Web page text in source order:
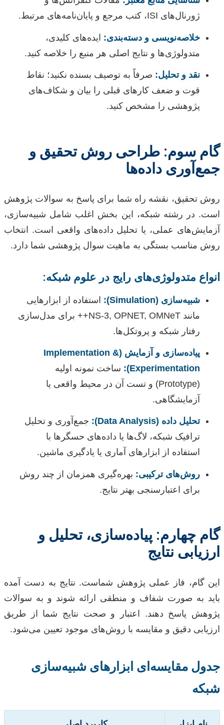
ژورنال‌های ISI، کتب مرجع و پایان‌نامه‌های مرتبط.
خلاصه‌نویسی و دسته‌بندی: ایده‌های کلیدی،
متدولوژی‌ها و نتایج اصلی هر منبع را خلاصه کنید.
نقد و تحلیل: صرفاً به توصیف بسنده نکنید؛ نقاط
قوت و ضعف کارهای قبلی را بیان و شکاف‌های
پژوهشی را مشخص کنید.
گام سوم: طراحی روش تحقیق و
جمع‌آوری داده‌ها
روش تحقیق، نقشه راه شما برای پاسخ به سوالات پژوهش
است. در رشته شبکه، این بخش اغلب شامل شبیه‌سازی،
آزمایش‌های عملی، یا تحلیل داده‌های واقعی است. انتخاب
روش مناسب بستگی به ماهیت سوال پژوهشی شما دارد.
انواع متدولوژی‌های رایج در علوم شبکه:
شبیه‌سازی (Simulation):
استفاده از ابزارهایی
مانند NS-3, OPNET, OMNeT++ برای مدل‌سازی
رفتار شبکه و پروتکل‌ها.
پیاده‌سازی و آزمایش (Implementation &
Experimentation):
ساخت نمونه اولیه
(Prototype) و تست آن در محیط واقعی یا
آزمایشگاهی.
تحلیل داده (Data Analysis):
جمع‌آوری و تحلیل
ترافیک شبکه، لاگ‌ها یا داده‌های حسگرها با
استفاده از ابزارهای آماری یا یادگیری ماشین.
روش‌های ترکیبی: بهره‌گیری همزمان از چند روش
برای اعتبارسنجی بهتر نتایج.
گام چهارم: پیاده‌سازی، تحلیل و
ارزیابی نتایج
این گام، فاز عملی پژوهش شماست. نتایج به دست آمده
باید به صورت شفاف و منطقی ارائه شوند و به سوالات
پژوهش پاسخ دهند. اعتبار و صحت نتایج شما از طریق
ارزیابی دقیق و مقایسه با روش‌های موجود تعیین می‌شود.
جدول مقایسه‌ای ابزارهای شبیه‌سازی
شبکه